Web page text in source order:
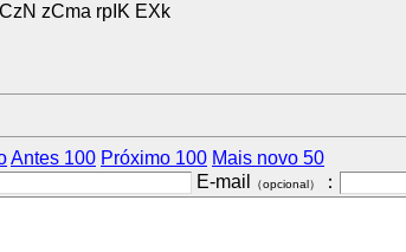
zCma rpIK EXk
Antes 100 Próximo 100 Mais novo 50
E-mail （opcional） ：